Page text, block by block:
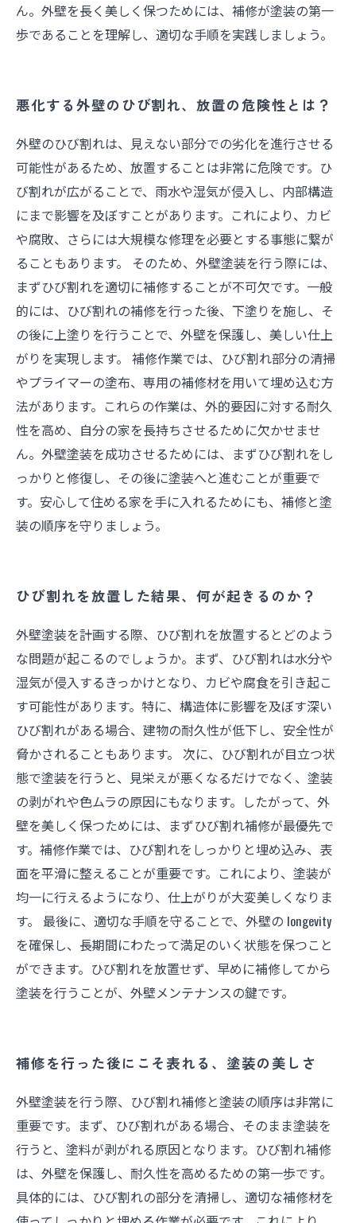
ん。外壁を長く美しく保つためには、補修が塗装の第一
歩であることを理解し、適切な手順を実践しましょう。
悪化する外壁のひび割れ、放置の危険性とは？
外壁のひび割れは、見えない部分での劣化を進行させる
可能性があるため、放置することは非常に危険です。ひ
び割れが広がることで、雨水や湿気が侵入し、内部構造
にまで影響を及ぼすことがあります。これにより、カビ
や腐敗、さらには大規模な修理を必要とする事態に繋が
ることもあります。 そのため、外壁塗装を行う際には、
まずひび割れを適切に補修することが不可欠です。一般
的には、ひび割れの補修を行った後、下塗りを施し、そ
の後に上塗りを行うことで、外壁を保護し、美しい仕上
がりを実現します。 補修作業では、ひび割れ部分の清掃
やプライマーの塗布、専用の補修材を用いて埋め込む方
法があります。これらの作業は、外的要因に対する耐久
性を高め、自分の家を長持ちさせるために欠かせませ
ん。外壁塗装を成功させるためには、まずひび割れをし
っかりと修復し、その後に塗装へと進むことが重要で
す。安心して住める家を手に入れるためにも、補修と塗
装の順序を守りましょう。
ひび割れを放置した結果、何が起きるのか？
外壁塗装を計画する際、ひび割れを放置するとどのよう
な問題が起こるのでしょうか。まず、ひび割れは水分や
湿気が侵入するきっかけとなり、カビや腐食を引き起こ
す可能性があります。特に、構造体に影響を及ぼす深い
ひび割れがある場合、建物の耐久性が低下し、安全性が
脅かされることもあります。 次に、ひび割れが目立つ状
態で塗装を行うと、見栄えが悪くなるだけでなく、塗装
の剥がれや色ムラの原因にもなります。したがって、外
壁を美しく保つためには、まずひび割れ補修が最優先で
す。補修作業では、ひび割れをしっかりと埋め込み、表
面を平滑に整えることが重要です。これにより、塗装が
均一に行えるようになり、仕上がりが大変美しくなりま
す。 最後に、適切な手順を守ることで、外壁の longevity
を確保し、長期間にわたって満足のいく状態を保つこと
ができます。ひび割れを放置せず、早めに補修してから
塗装を行うことが、外壁メンテナンスの鍵です。
補修を行った後にこそ表れる、塗装の美しさ
外壁塗装を行う際、ひび割れ補修と塗装の順序は非常に
重要です。まず、ひび割れがある場合、そのまま塗装を
行うと、塗料が剥がれる原因となります。ひび割れ補修
は、外壁を保護し、耐久性を高めるための第一歩です。
具体的には、ひび割れの部分を清掃し、適切な補修材を